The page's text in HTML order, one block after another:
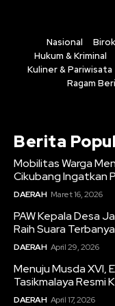
Nasional
Hukum & Kriminal
Kuliner & Pariwisata
Ragam
Berita
Mobilitas Warga
Cikubang Ingatkan
DAERAH Maret 16, 2026
PAW Kepala Desa
Raih Suara
DAERAH April 29, 2026
Menuju Musda XVI,
Tasikmalaya Resmi
DAERAH April 17, 2026